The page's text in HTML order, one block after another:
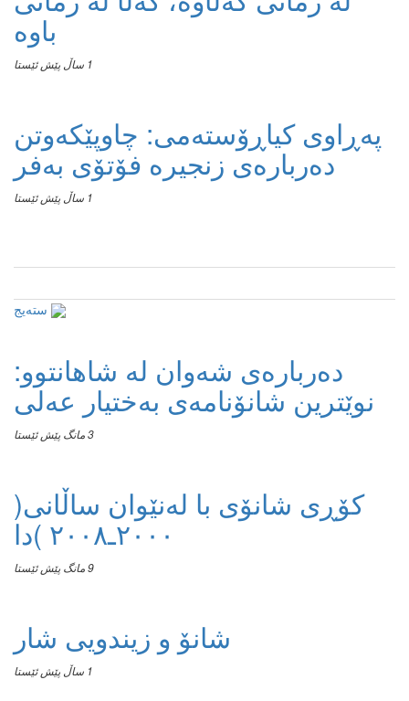
باوە
1 ساڵ پێش ئێستا
پەڕاوی کیاڕۆستەمی: چاوپێکەوتن
دەربارەی زنجیرە فۆتۆی بەفر
1 ساڵ پێش ئێستا
دەربارەی شەوان لە شاهانتوو:
نوێترین شانۆنامەی بەختیار عەلی
3 مانگ پێش ئێستا
کۆڕی شانۆی با لەنێوان ساڵانی(
٢٠٠٠ـ٢٠٠٨ )دا
9 مانگ پێش ئێستا
شانۆ و زیندویی شار
1 ساڵ پێش ئێستا